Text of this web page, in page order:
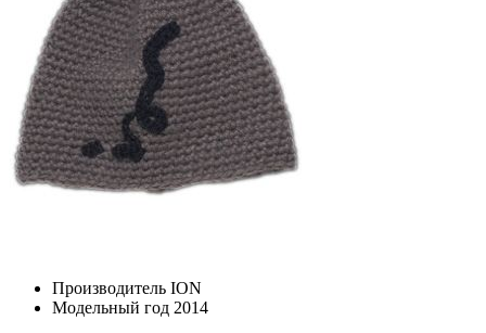
Производитель ION
Модельный год 2014